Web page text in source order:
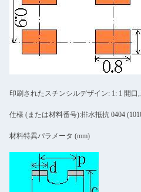
印刷されたスチンシルデザイン: 1: 1 開
仕様 (または材料番号):排水抵抗 0404
材料特異パラメータ (mm)